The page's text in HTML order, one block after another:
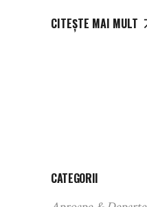
CITEȘTE MAI MULT
CATEGORII